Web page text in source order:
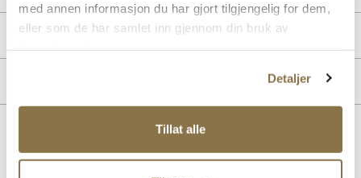
med annen informasjon du har gjort tilgjengelig for dem,
eller som de har samlet inn gjennom din bruk av
Detaljer
Tillat alle
PRODUKTDETALJER